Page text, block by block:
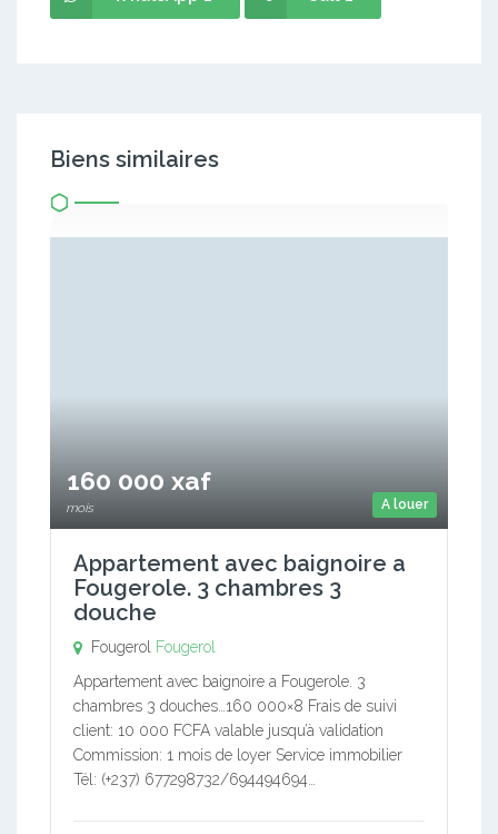
Biens similaires
A louer
160 000 xaf
mois
Appartement avec baignoire a
Fougerole. 3 chambres 3
douche
Fougerol
Fougerol
Appartement avec baignoire a Fougerole. 3
chambres 3 douches…160 000×8 Frais de suivi
client: 10 000 FCFA valable jusqu’à validation
Commission: 1 mois de loyer Service immobilier
Tél: (+237) 677298732/694494694…